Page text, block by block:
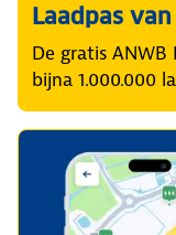
Laadpas van
De gratis
bijna 1.000.000